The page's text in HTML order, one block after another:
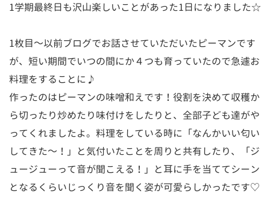
1学期最終日も沢山楽しいことがあった1日になりました☆
1枚目～以前ブログでお話させていただいたピーマンです
が、短い期間でいつの間にか４つも育っていたので急遽お
料理をすることに♪
作ったのはピーマンの味噌和えです！役割を決めて収穫か
ら切ったり炒めたり味付けをしたりと、全部子ども達がや
ってくれましたよ。料理をしている時に「なんかいい匂い
してきた～！」と気付いたことを周りと共有したり、「ジ
ュージューって音が聞こえる！」と耳に手を当ててシーン
となるくらいじっくり音を聞く姿が可愛らしかったです♡